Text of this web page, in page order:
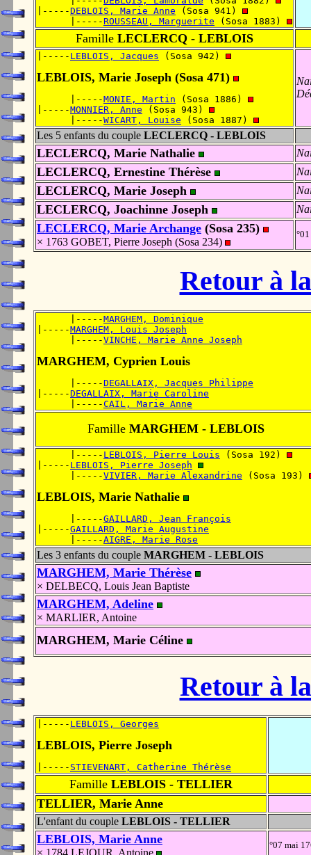
|-----DEBLOIS, Marie Anne (Sosa 941)
      |-----
ROUSSEAU, Marguerite (Sosa 1883)
Famille LECLERCQ - LEBLOIS
|----- LEBLOIS, Jacques (Sosa 942)
LEBLOIS, Marie Joseph (Sosa 471)
      |-----
MONIE, Martin (Sosa 1886)
|-----MONNIER, Anne (Sosa 943)
      |-----
WICART, Louise (Sosa 1887)
Les 5 enfants du couple LECLERCQ - LEBLOIS
LECLERCQ, Marie Nathalie
LECLERCQ, Ernestine Thérèse
LECLERCQ, Marie Joseph
LECLERCQ, Joachinne Joseph
LECLERCQ, Marie Archange (Sosa 235)
× 1763 GOBET, Pierre Joseph (Sosa 234)
Retour à
      |-----
MARGHEM, Dominique
|-----MARGHEM, Louis Joseph
      |-----
VINCHE, Marie Anne Joseph
MARGHEM, Cyprien Louis
      |-----
DEGALLAIX, Jacques Philippe
|-----DEGALLAIX, Marie Caroline
      |-----
CAIL, Marie Anne
FamilleMARGHEM - LEBLOIS
      |-----
LEBLOIS, Pierre Louis (Sosa 192)
|----- LEBLOIS, Pierre Joseph
      |-----
VIVIER, Marie Alexandrine (Sosa 193)
LEBLOIS, Marie Nathalie
      |-----
GAILLARD, Jean François
|-----GAILLARD, Marie Augustine
      |-----
AIGRE, Marie Rose
Les 3 enfants du couple MARGHEM - LEBLOIS
MARGHEM, Marie Thérèse
× DELBECQ, Louis Jean Baptiste
MARGHEM, Adeline
× MARLIER, Antoine
MARGHEM, Marie Céline
Retour à
|----- LEBLOIS, Georges
LEBLOIS, Pierre Joseph
|----- STIEVENART, Catherine Thérèse
Famille LEBLOIS - TELLIER
TELLIER, Marie Anne
L'enfant du couple LEBLOIS - TELLIER
LEBLOIS, Marie Anne °07 mai